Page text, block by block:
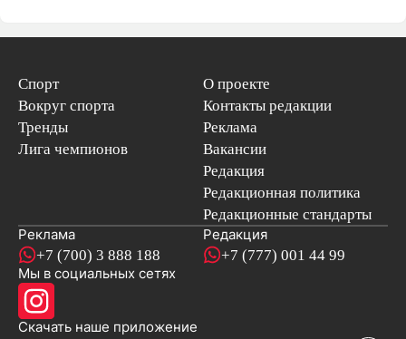
Спорт
Вокруг спорта
Тренды
Лига чемпионов
О проекте
Контакты редакции
Реклама
Вакансии
Редакция
Редакционная политика
Редакционные стандарты
Реклама
+7 (700) 3 888 188
Редакция
+7 (777) 001 44 99
Мы в социальных сетях
Скачать наше приложениеновостей